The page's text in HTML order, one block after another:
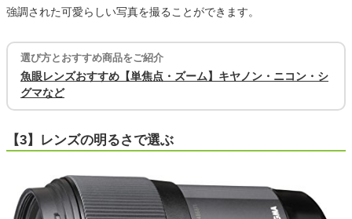
強調された可愛らしい写真を撮ることができます。
選び方とおすすめ商品をご紹介
魚眼レンズおすすめ【単焦点・ズーム】キヤノン・ニコン・シ
グマなど
【3】レンズの明るさで選ぶ